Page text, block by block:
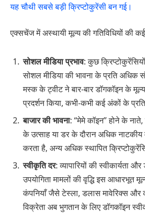
यह चौथी सबसे बड़ी क्रिप्टोकुरेंसी बन गई।
एक्सचेंज में अस्थायी मूल्य की गतिविधियों की
सोशल मीडिया प्रभाव: कुछ
सोशल मीडिया की भावना के प्रति अधिक
मस्क के ट्वीट ने बार-बार डॉगकॉइन के
प्रदर्शन किया, कभी-कभी कई अंकों के
बाजार की भावना: “मेमे कॉइन” होने के
के उत्साह या डर के दौरान अधिक
करता है, अन्य अधिक स्थापित
स्वीकृति दर: व्यापारियों की स्वीकार्यता
उपयोगिता मामलों की वृद्धि इस आधारभूत
कंपनियाँ जैसे टेस्ला, डलास मावेरिक्स
विक्रेता अब भुगतान के लिए डॉगकॉइन